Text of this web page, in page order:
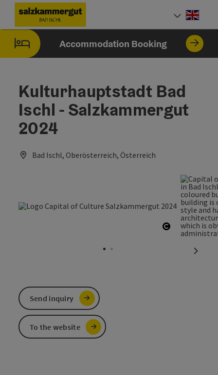
Accesskey
[0]
Accesskey
[1]
Accesskey
[2]
Accesskey
[7]
Accommodation Booking
Kulturhauptstadt Bad
Ischl - Salzkammergut
2024
Bad Ischl, Oberösterreich, Österreich
Open
next
Send inquiry
To the website